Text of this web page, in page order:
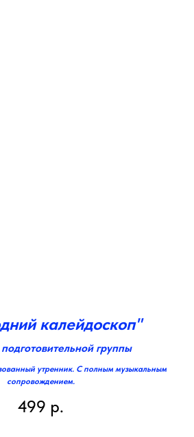
калейдоскоп"
группы
утренник. С полным музыкальным
сопровождением.
499 р.